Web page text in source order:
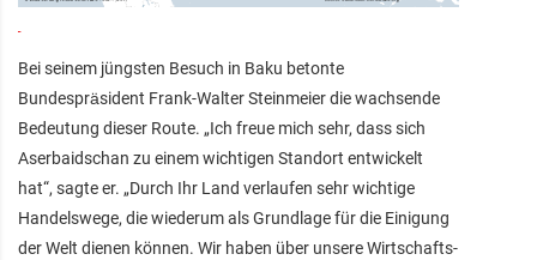
Bei seinem jüngsten Besuch in Baku betonte
Bundespräsident Frank-Walter Steinmeier die wachsende
Bedeutung dieser Route. „Ich freue mich sehr, dass sich
Aserbaidschan zu einem wichtigen Standort entwickelt
hat“, sagte er. „Durch Ihr Land verlaufen sehr wichtige
Handelswege, die wiederum als Grundlage für die Einigung
der Welt dienen können. Wir haben über unsere Wirtschafts-